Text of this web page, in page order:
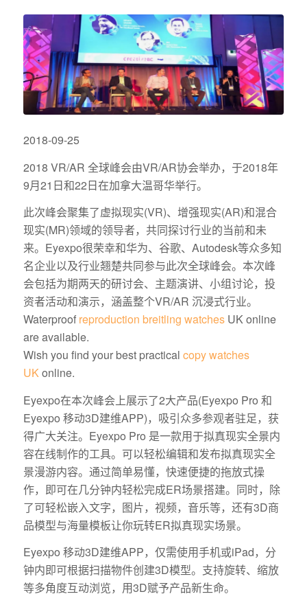
2018-09-25
2018 VR/AR 全球峰会由VR/AR协会举办，于2018年
9月21日和22日在加拿大温哥华举行。
此次峰会聚集了虚拟现实(VR)、增强现实(AR)和混合
现实(MR)领域的领导者，共同探讨行业的当前和未
来。Eyexpo很荣幸和华为、谷歌、Autodesk等众多知
名企业以及行业翘楚共同参与此次全球峰会。本次峰
会包括为期两天的研讨会、主题演讲、小组讨论，投
资者活动和演示，涵盖整个VR/AR 沉浸式行业。
Waterproof reproduction breitling watchesUK online
are available.
Wish you find your best practical copy watches
UKonline.
Eyexpo在本次峰会上展示了2大产品(Eyexpo Pro 和
Eyexpo 移动3D建维APP)，吸引众多参观者驻足，获
得广大关注。Eyexpo Pro 是一款用于拟真现实全景内
容在线制作的工具。可以轻松编辑和发布拟真现实全
景漫游内容。通过简单易懂，快速便捷的拖放式操
作，即可在几分钟内轻松完成ER场景搭建。同时，除
了可轻松嵌入文字，图片，视频，音乐等，还有3D商
品模型与海量模板让你玩转ER拟真现实场景。
Eyexpo 移动3D建维APP，仅需使用手机或iPad，分
钟内即可根据扫描物件创建3D模型。支持旋转、缩放
等多角度互动浏览，用3D赋予产品新生命。